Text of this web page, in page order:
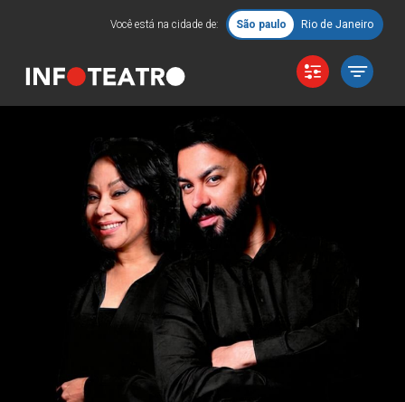
Você está na cidade de: São paulo Rio de Janeiro